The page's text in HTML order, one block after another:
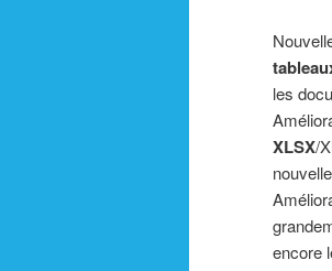
les
XLSX/
encore